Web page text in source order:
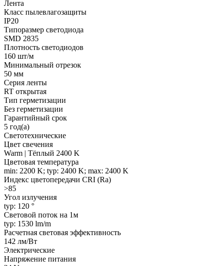
Лента
Класс пылевлагозащиты
IP20
Типоразмер светодиода
SMD 2835
Плотность светодиодов
160 шт/м
Минимальный отрезок
50 мм
Серия ленты
RT открытая
Тип герметизации
Без герметизации
Гарантийный срок
5 год(а)
Светотехнические
Цвет свечения
Warm | Тёплый 2400 K
Цветовая температура
min: 2200 K; typ: 2400 K; max: 2400 K
Индекс цветопередачи CRI (Ra)
>85
Угол излучения
typ: 120 °
Световой поток на 1м
typ: 1530 lm/m
Расчетная световая эффективность
142 лм/Вт
Электрические
Напряжение питания